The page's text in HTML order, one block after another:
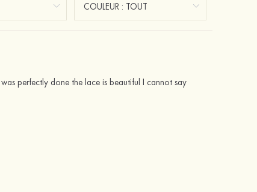
perfectly done the lace is beautiful I cannot say